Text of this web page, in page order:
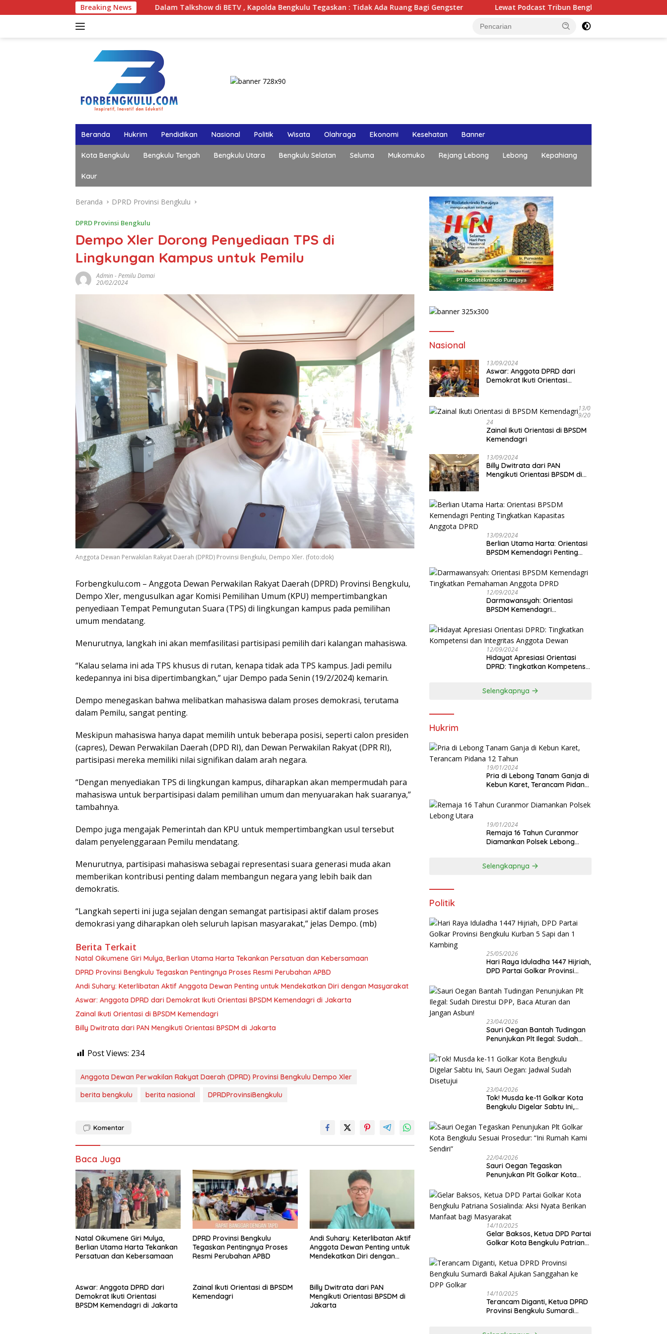
ke
Breaking News
Dalam Talkshow di BETV , Kapolda Bengkulu Tegaskan : Tidak Ada Ruang Bagi Gengster Lewat Podcast Tribun Bengkulu, Kapolda Bengkulu Paparkan
Beranda Hukrim Pendidikan Nasional Politik Wisata Olahraga Ekonomi Kesehatan Banner
Kota Bengkulu Bengkulu Tengah Bengkulu Utara Bengkulu Selatan Seluma Mukomuko Rejang Lebong Lebong Kepahiang
Kaur
Beranda DPRD Provinsi Bengkulu
DPRD Provinsi Bengkulu
Dempo Xler Dorong Penyediaan TPS di
Lingkungan Kampus untuk Pemilu
Admin-Pemilu Damai
20/02/2024
Anggota Dewan Perwakilan Rakyat Daerah (DPRD) Provinsi Bengkulu, Dempo Xler. (foto:dok)
Forbengkulu.com – Anggota Dewan Perwakilan Rakyat Daerah (DPRD) Provinsi Bengkulu,
Dempo Xler, mengusulkan agar Komisi Pemilihan Umum (KPU) mempertimbangkan
penyediaan Tempat Pemungutan Suara (TPS) di lingkungan kampus pada pemilihan
umum mendatang.
Menurutnya, langkah ini akan memfasilitasi partisipasi pemilih dari kalangan mahasiswa.
“Kalau selama ini ada TPS khusus di rutan, kenapa tidak ada TPS kampus. Jadi pemilu
kedepannya ini bisa dipertimbangkan,” ujar Dempo pada Senin (19/2/2024) kemarin.
Dempo menegaskan bahwa melibatkan mahasiswa dalam proses demokrasi, terutama
dalam Pemilu, sangat penting.
Meskipun mahasiswa hanya dapat memilih untuk beberapa posisi, seperti calon presiden
(capres), Dewan Perwakilan Daerah (DPD RI), dan Dewan Perwakilan Rakyat (DPR RI),
partisipasi mereka memiliki nilai signifikan dalam arah negara.
“Dengan menyediakan TPS di lingkungan kampus, diharapkan akan mempermudah para
mahasiswa untuk berpartisipasi dalam pemilihan umum dan menyuarakan hak suaranya,”
tambahnya.
Dempo juga mengajak Pemerintah dan KPU untuk mempertimbangkan usul tersebut
dalam penyelenggaraan Pemilu mendatang.
Menurutnya, partisipasi mahasiswa sebagai representasi suara generasi muda akan
memberikan kontribusi penting dalam membangun negara yang lebih baik dan
demokratis.
“Langkah seperti ini juga sejalan dengan semangat partisipasi aktif dalam proses
demokrasi yang diharapkan oleh seluruh lapisan masyarakat,” jelas Dempo. (mb)
Berita Terkait
‎Natal Oikumene Giri Mulya, Berlian Utama Harta Tekankan Persatuan dan Kebersamaan
DPRD Provinsi Bengkulu Tegaskan Pentingnya Proses Resmi Perubahan APBD
Andi Suhary: Keterlibatan Aktif Anggota Dewan Penting untuk Mendekatkan Diri dengan Masyarakat
Aswar: Anggota DPRD dari Demokrat Ikuti Orientasi BPSDM Kemendagri di Jakarta
Zainal Ikuti Orientasi di BPSDM Kemendagri
Billy Dwitrata dari PAN Mengikuti Orientasi BPSDM di Jakarta
Post Views: 234
Anggota Dewan Perwakilan Rakyat Daerah (DPRD) Provinsi Bengkulu Dempo Xler
berita bengkulu
berita nasional DPRDProvinsiBengkulu
Komentar
Baca Juga
‎Natal Oikumene Giri Mulya,
Berlian Utama Harta Tekankan
Persatuan dan Kebersamaan
DPRD Provinsi Bengkulu
Tegaskan Pentingnya Proses
Resmi Perubahan APBD
Andi Suhary: Keterlibatan Aktif
Anggota Dewan Penting untuk
Mendekatkan Diri dengan
Aswar: Anggota DPRD dari
Demokrat Ikuti Orientasi
BPSDM Kemendagri di Jakarta
Zainal Ikuti Orientasi di BPSDM
Kemendagri
Billy Dwitrata dari PAN
Mengikuti Orientasi BPSDM di
Jakarta
Nasional
13/09/2024
Aswar: Anggota DPRD dari
Demokrat Ikuti Orientasi
13/0
9/20
24
Zainal Ikuti Orientasi di BPSDM
Kemendagri
13/09/2024
Billy Dwitrata dari PAN
Mengikuti Orientasi BPSDM di
13/09/2024
Berlian Utama Harta: Orientasi
BPSDM Kemendagri Penting
DPRD
12/09/2024
Darmawansyah: Orientasi
BPSDM Kemendagri
Anggota DPRD
12/09/2024
Hidayat Apresiasi Orientasi
DPRD: Tingkatkan Kompetensi
Selengkapnya
Hukrim
19/01/2024
Pria di Lebong Tanam Ganja di
Kebun Karet, Terancam Pidana
19/01/2024
Remaja 16 Tahun Curanmor
Diamankan Polsek Lebong
Selengkapnya
Politik
25/05/2026
Hari Raya Iduladha 1447 Hijriah,
DPD Partai Golkar Provinsi
Kambing
23/04/2026
Sauri Oegan Bantah Tudingan
Penunjukan Plt Ilegal: Sudah
Jangan Asbun!
23/04/2026
‎Tok! Musda ke-11 Golkar Kota
Bengkulu Digelar Sabtu Ini,
Disetujui
22/04/2026
Sauri Oegan Tegaskan
Penunjukan Plt Golkar Kota
Rumah Kami Sendiri”
14/10/2025
‎Gelar Baksos, Ketua DPD Partai
Golkar Kota Bengkulu Patriana
Manfaat bagi Masyarakat
14/10/2025
Terancam Diganti, Ketua DPRD
Provinsi Bengkulu Sumardi